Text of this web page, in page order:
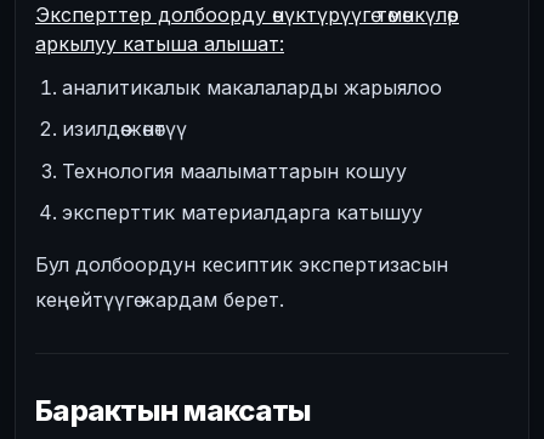
Эксперттер долбоорду өнүктүрүүгө төмөнкүлөр
аркылуу катыша алышат:
аналитикалык макалаларды жарыялоо
изилдөө жөнөтүү
Технология маалыматтарын кошуу
эксперттик материалдарга катышуу
Бул долбоордун кесиптик экспертизасын
кеңейтүүгө жардам берет.
Барактын максаты